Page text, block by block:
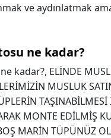
ve aydınlatmak
ne kadar?
kadar?, ELİNDE
MUSLUK
TAŞINABİLMESİ
MONTE EDİLMİŞ
MARİN TÜPÜNÜZ